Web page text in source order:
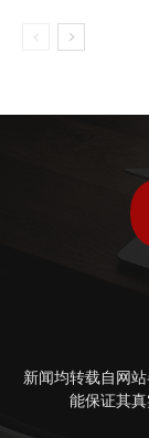
新闻均转载自网
能保证其